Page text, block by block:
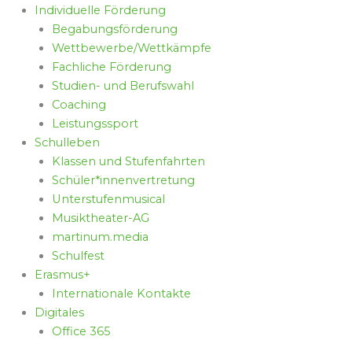
Individuelle Förderung
Begabungsförderung
Wettbewerbe/Wettkämpfe
Fachliche Förderung
Studien- und Berufswahl
Coaching
Leistungssport
Schulleben
Klassen und Stufenfahrten
Schüler*innenvertretung
Unterstufenmusical
Musiktheater-AG
martinum.media
Schulfest
Erasmus+
Internationale Kontakte
Digitales
Office 365